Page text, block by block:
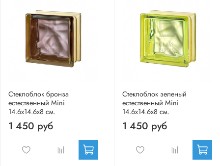
Стеклоблок бронза
естественный Mini
14.6x14.6x8 см.
1 450 руб
Стеклоблок зеленый
естественный Mini
14.6x14.6x8 см.
1 450 руб